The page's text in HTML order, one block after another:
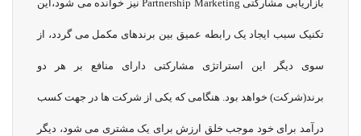
بازاریابی مشارکتی Partnership Marketing نیز خوانده می شود،این
تکنیک سبب ایجاد یک رابطه عمیق بین برندهای مکمل می گردد، از
سوی دیگر این استراتژی مشارکتی دارای منافع بر هر دو
برند(شرکت) خواهد بود. هنگامی که یکی از شرکت ها در جهت کسب
درآمد برای خود موجب خلق ارزش برای یک مشتری می شود، دیگر